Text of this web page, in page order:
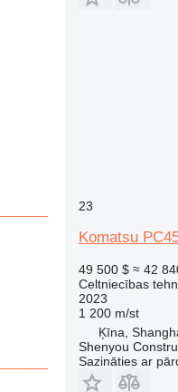
23
Komatsu
49 500 $ ≈ 42
Celtniecības
2023
1 200 m/st
Ķīna,
Shenyou
Sazināties ar